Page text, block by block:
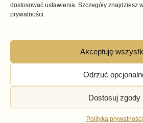
dostosować ustawienia. Szczegóły znajdziesz
prywatności.
Akceptuję
Odrzuć
Dostosuj zgody
Polityka prywatności
szczególnym rodzajem —
przebiegającym pomiędzy
podtrzymującą stopę. Często
przy pięcie albo zapięcie wokół
modele mogą znajdować się na
kategorii, dlatego należy oceniać
buta, a nie wyłącznie liczbę